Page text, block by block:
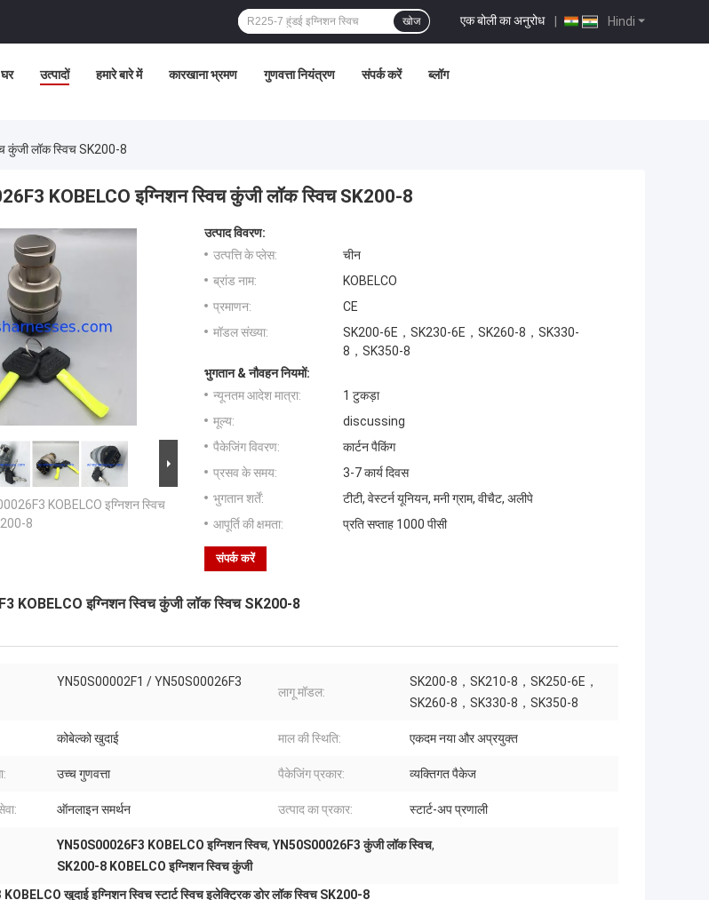
Hindi
एक बोली का अनुरोध |
खोज
घर उत्पादों हमारे बारे में कारखाना भ्रमण गुणवत्ता नियंत्रण संपर्क करें ब्लॉग
कुंजी लॉक स्विच SK200-8
KOBELCO इग्निशन स्विच कुंजी लॉक स्विच SK200-8
KOBELCO इग्निशन स्विच
8
उत्पाद विवरण:
उत्पत्ति के प्लेस:
चीन
ब्रांड नाम:
KOBELCO
प्रमाणन:
CE
मॉडल संख्या:
SK200-6E，SK230-6E，SK260-8，SK330-
8，SK350-8
भुगतान & नौवहन नियमों:
न्यूनतम आदेश मात्रा:
1 टुकड़ा
मूल्य:
discussing
पैकेजिंग विवरण:
कार्टन पैकिंग
प्रसव के समय:
3-7 कार्य दिवस
भुगतान शर्तें:
टीटी, वेस्टर्न यूनियन, मनी ग्राम, वीचैट, अलीपे
आपूर्ति की क्षमता:
प्रति सप्ताह 1000 पीसी
संपर्क करें
KOBELCO इग्निशन स्विच कुंजी लॉक स्विच SK200-8
YN50S00002F1 / YN50S00026F3
लागू मॉडल:
SK200-8，SK210-8，SK250-6E，
SK260-8，SK330-8，SK350-8
कोबेल्को खुदाई माल की स्थिति: एकदम नया और अप्रयुक्त
उच्च गुणवत्ता पैकेजिंग प्रकार: व्यक्तिगत पैकेज
ऑनलाइन समर्थन उत्पाद का प्रकार: स्टार्ट-अप प्रणाली
YN50S00026F3 KOBELCO इग्निशन स्विच, YN50S00026F3 कुंजी लॉक स्विच,
SK200-8 KOBELCO इग्निशन स्विच कुंजी
खुदाई इग्निशन स्विच स्टार्ट स्विच इलेक्ट्रिक डोर लॉक स्विच SK200-8